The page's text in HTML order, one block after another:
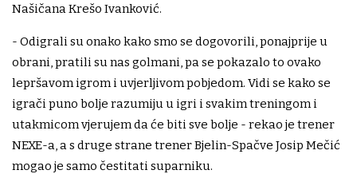
Našičana Krešo Ivanković.
- Odigrali su onako kako smo se dogovorili, ponajprije u
obrani, pratili su nas golmani, pa se pokazalo to ovako
lepršavom igrom i uvjerljivom pobjedom. Vidi se kako se
igrači puno bolje razumiju u igri i svakim treningom i
utakmicom vjerujem da će biti sve bolje - rekao je trener
NEXE-a, a s druge strane trener Bjelin-Spačve Josip Mečić
mogao je samo čestitati suparniku.